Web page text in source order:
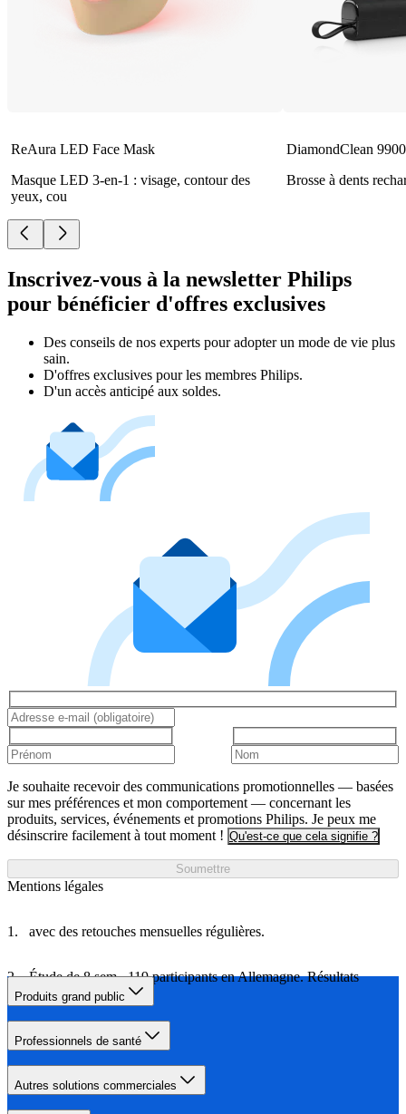
ReAura LED Face Mask
Masque LED 3-en-1 : visage, contour des
yeux, cou
DiamondClean
Brosse à dents
Inscrivez-vous à la newsletter Philips
pour bénéficier d'offres exclusives
Des conseils de nos experts pour adopter un mode de vie plus
sain.
D'offres exclusives pour les membres Philips.
D'un accès anticipé aux soldes.
Je souhaite recevoir des communications promotionnelles — basées
sur mes préférences et mon comportement — concernant les
produits, services, événements et promotions Philips. Je peux me
désinscrire facilement à tout moment ! Qu'est-ce que cela signifie ?
Soumettre
Mentions légales
avec des retouches mensuelles régulières.
Étude de 8 sem., 119 participants en Allemagne. Résultats
variables.
Produits grand public
Professionnels de santé
Autres solutions commerciales